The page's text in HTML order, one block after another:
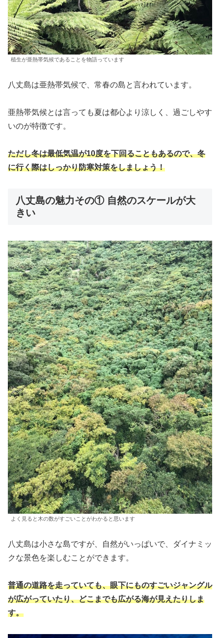
植生が亜熱帯気候であることを物語っています
八丈島は亜熱帯気候で、常春の島と言われています。
亜熱帯気候とは言っても夏は都心より涼しく、過ごしやす
いのが特徴です。
ただし冬は最低気温が10度を下回ることもあるので、冬
に行く際はしっかり防寒対策をしましょう！
八丈島の魅力その① 自然のスケールが大
きい
よく見ると木の数がすごいことがわかると思います
八丈島は小さな島ですが、自然がいっぱいで、ダイナミッ
クな景色を楽しむことができます。
普通の道路を走っていても、眼下にものすごいジャングル
が広がっていたり、どこまでも広がる海が見えたりしま
す。